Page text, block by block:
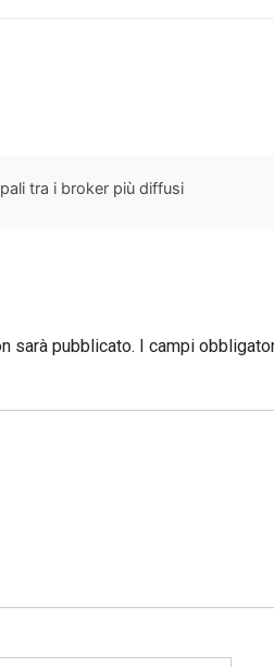
tra i broker più diffusi
sarà pubblicato. I campi